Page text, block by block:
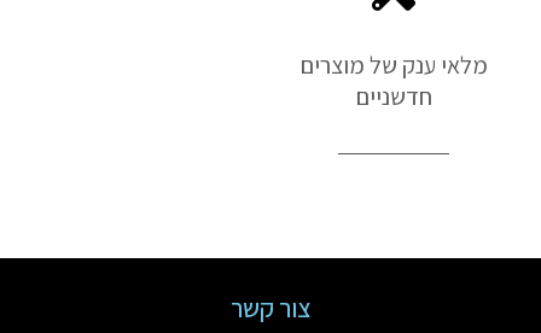
מלאי ענק של מוצרים
חדשניים
צור קשר